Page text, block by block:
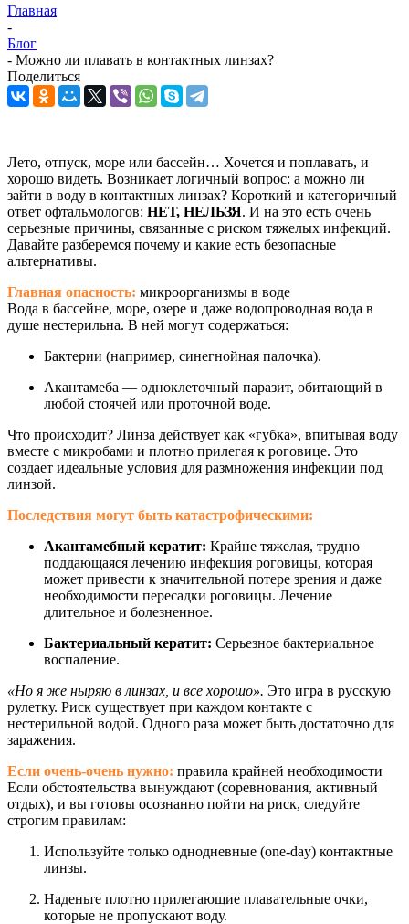
Главная
-
Блог
- Можно ли плавать в контактных линзах?
Поделиться
Лето, отпуск, море или бассейн… Хочется и поплавать, и
хорошо видеть. Возникает логичный вопрос: а можно ли
зайти в воду в контактных линзах? Короткий и категоричный
ответ офтальмологов: НЕТ, НЕЛЬЗЯ. И на это есть очень
серьезные причины, связанные с риском тяжелых инфекций.
Давайте разберемся почему и какие есть безопасные
альтернативы.
Главная опасность: микроорганизмы в воде
Вода в бассейне, море, озере и даже водопроводная вода в
душе нестерильна. В ней могут содержаться:
Бактерии (например, синегнойная палочка).
Акантамеба — одноклеточный паразит, обитающий в
любой стоячей или проточной воде.
Что происходит? Линза действует как «губка», впитывая воду
вместе с микробами и плотно прилегая к роговице. Это
создает идеальные условия для размножения инфекции под
линзой.
Последствия могут быть катастрофическими:
Акантамебный кератит: Крайне тяжелая, трудно
поддающаяся лечению инфекция роговицы, которая
может привести к значительной потере зрения и даже
необходимости пересадки роговицы. Лечение
длительное и болезненное.
Бактериальный кератит: Серьезное бактериальное
воспаление.
«Но я же ныряю в линзах, и все хорошо». Это игра в русскую
рулетку. Риск существует при каждом контакте с
нестерильной водой. Одного раза может быть достаточно для
заражения.
Если очень-очень нужно: правила крайней необходимости
Если обстоятельства вынуждают (соревнования, активный
отдых), и вы готовы осознанно пойти на риск, следуйте
строгим правилам:
Используйте только однодневные (one-day) контактные
линзы.
Наденьте плотно прилегающие плавательные очки,
которые не пропускают воду.